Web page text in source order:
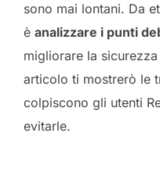
sono mai lontani. Da
è analizzare i punti
migliorare la
articolo ti mostrerò le
colpiscono gli utenti
evitarle.